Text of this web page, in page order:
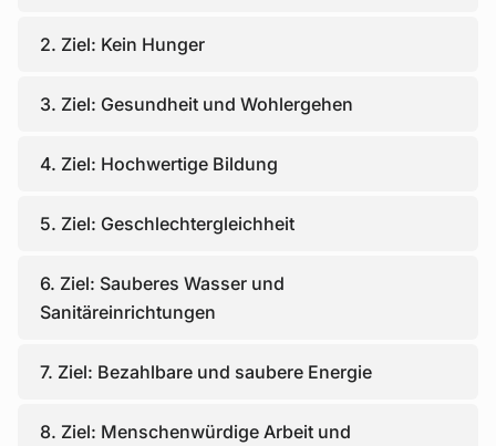
2. Ziel: Kein Hunger
3. Ziel: Gesundheit und Wohlergehen
4. Ziel: Hochwertige Bildung
5. Ziel: Geschlechtergleichheit
6. Ziel: Sauberes Wasser und
Sanitäreinrichtungen
7. Ziel: Bezahlbare und saubere Energie
8. Ziel: Menschenwürdige Arbeit und